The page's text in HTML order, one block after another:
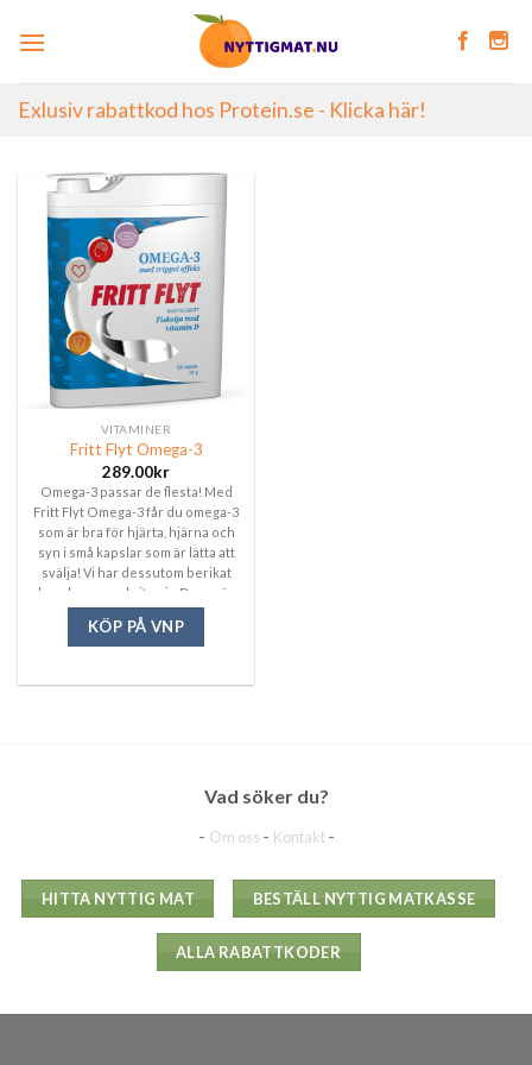
Exlusiv rabattkod hos Protein.se - Klicka här!
VITAMINER
Fritt Flyt Omega-3
289.00kr
Omega-3 passar de flesta! Med
Fritt Flyt Omega-3 får du omega-3
som är bra för hjärta, hjärna och
syn i små kapslar som är lätta att
svälja! Vi har dessutom berikat
kapslarna med vitamin D som är
viktigt för ditt immunförsvar.
KÖP PÅ VNP
Vad söker du?
- Om oss - Kontakt-
HITTA NYTTIG MAT BESTÄLL NYTTIG MATKASSE
ALLA RABATTKODER